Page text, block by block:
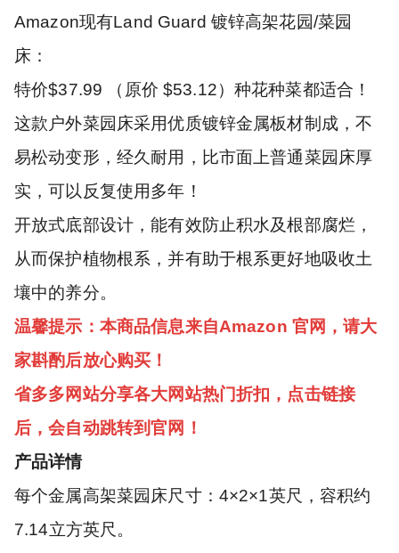
Amazon现有Land Guard 镀锌高架花园/菜园
床：
特价$37.99 （原价 $53.12）种花种菜都适合！
这款户外菜园床采用优质镀锌金属板材制成，不
易松动变形，经久耐用，比市面上普通菜园床厚
实，可以反复使用多年！
开放式底部设计，能有效防止积水及根部腐烂，
从而保护植物根系，并有助于根系更好地吸收土
壤中的养分。
温馨提示：本商品信息来自Amazon 官网，请大
家斟酌后放心购买！
省多多网站分享各大网站热门折扣，点击链接
后，会自动跳转到官网！
产品详情
每个金属高架菜园床尺寸：4×2×1英尺，容积约
7.14立方英尺。